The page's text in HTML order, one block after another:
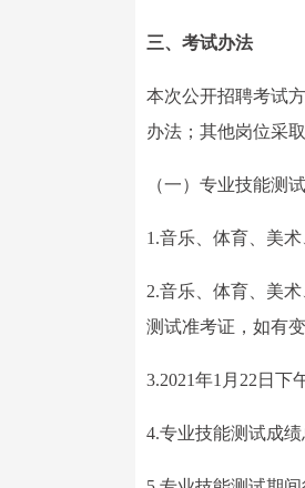
三、考试办法
本次公开招聘考试
办法；其他岗位采
（一）专业技能测试
1.音乐、体育、美
2.音乐、体育、美
测试准考证，如有
3.2021年1月22日下
4.专业技能测试成绩